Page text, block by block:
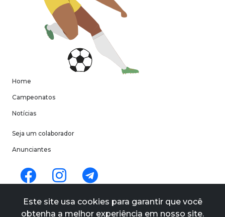
Home
Campeonatos
Notícias
Seja um colaborador
Anunciantes
Políticas de privacidade
Este site usa cookies para garantir que você
obtenha a melhor experiência em nosso site.